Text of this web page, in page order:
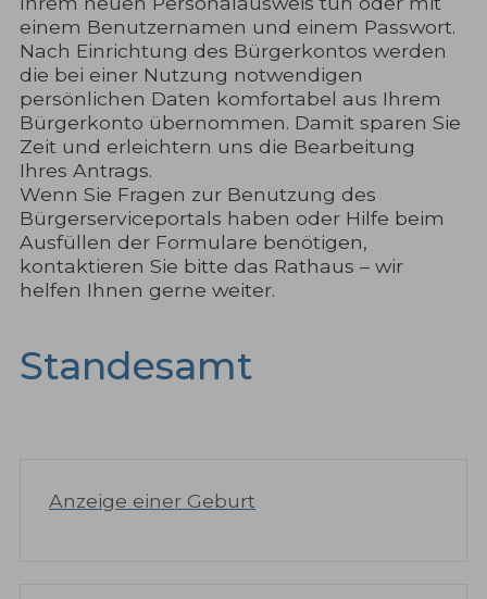
einem Benutzernamen und einem Passwort.
Nach Einrichtung des Bürgerkontos werden
die bei einer Nutzung notwendigen
persönlichen Daten komfortabel aus Ihrem
Bürgerkonto übernommen. Damit sparen Sie
Zeit und erleichtern uns die Bearbeitung
Ihres Antrags.
Wenn Sie Fragen zur Benutzung des
Bürgerserviceportals haben oder Hilfe beim
Ausfüllen der Formulare benötigen,
kontaktieren Sie bitte das Rathaus – wir
helfen Ihnen gerne weiter.
Standesamt
Anzeige einer Geburt